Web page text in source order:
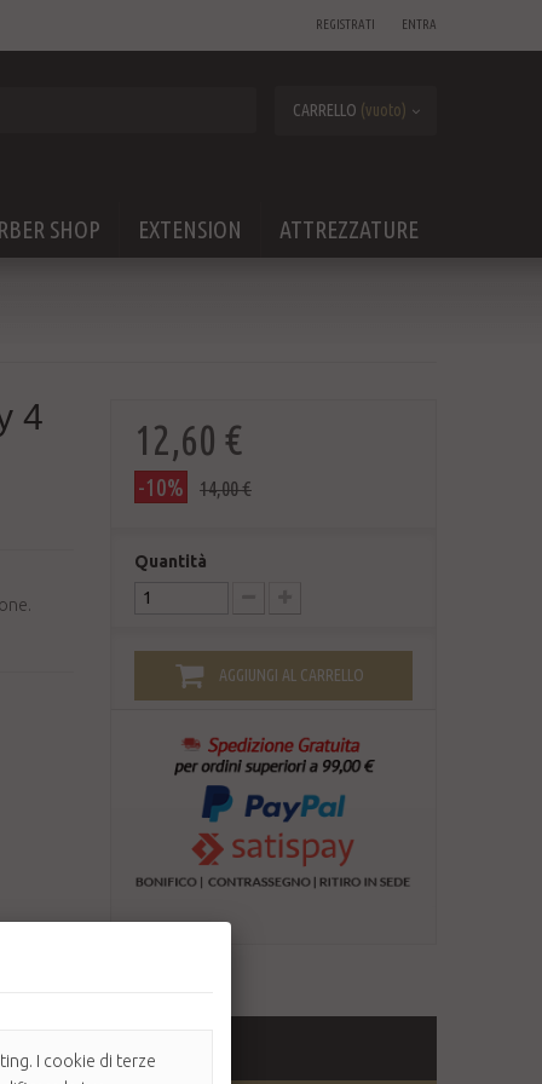
ENTRA
REGISTRATI
CARRELLO (vuoto)
ATTREZZATURE
EXTENSION
SHOP
4
12,60 €
-10% 14,00 €
Quantità
AGGIUNGI AL CARRELLO
I cookie di terze